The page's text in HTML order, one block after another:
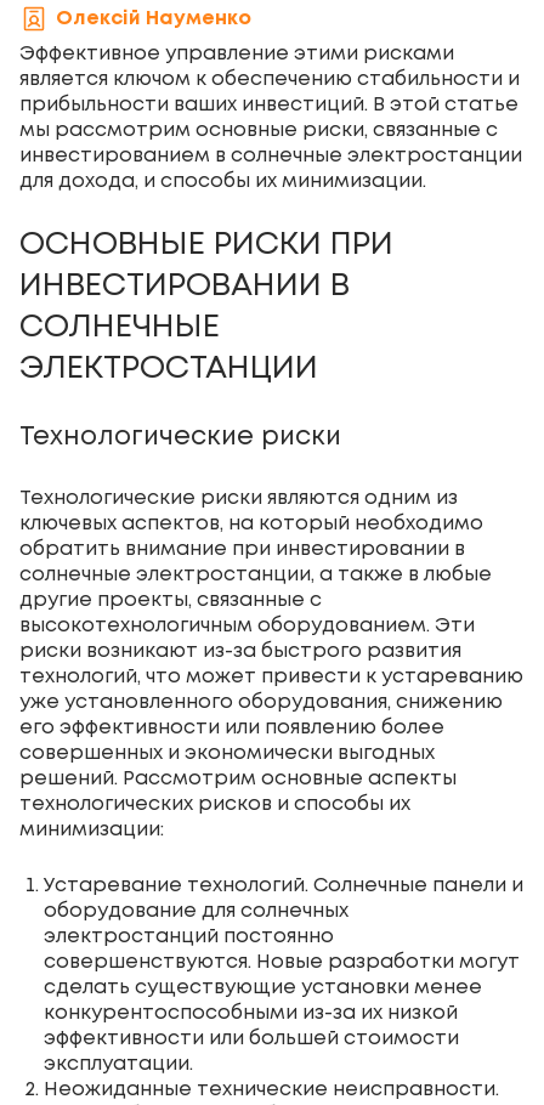
Олексій Науменко
Эффективное управление этими рисками
является ключом к обеспечению стабильности и
прибыльности ваших инвестиций. В этой статье
мы рассмотрим основные риски, связанные с
инвестированием в солнечные электростанции
для дохода, и способы их минимизации.
ОСНОВНЫЕ РИСКИ ПРИ
ИНВЕСТИРОВАНИИ В
СОЛНЕЧНЫЕ
ЭЛЕКТРОСТАНЦИИ
Технологические риски
Технологические риски являются одним из
ключевых аспектов, на который необходимо
обратить внимание при инвестировании в
солнечные электростанции, а также в любые
другие проекты, связанные с
высокотехнологичным оборудованием. Эти
риски возникают из-за быстрого развития
технологий, что может привести к устареванию
уже установленного оборудования, снижению
его эффективности или появлению более
совершенных и экономически выгодных
решений. Рассмотрим основные аспекты
технологических рисков и способы их
минимизации:
Устаревание технологий. Солнечные панели и
оборудование для солнечных
электростанций постоянно
совершенствуются. Новые разработки могут
сделать существующие установки менее
конкурентоспособными из-за их низкой
эффективности или большей стоимости
эксплуатации.
Неожиданные технические неисправности.